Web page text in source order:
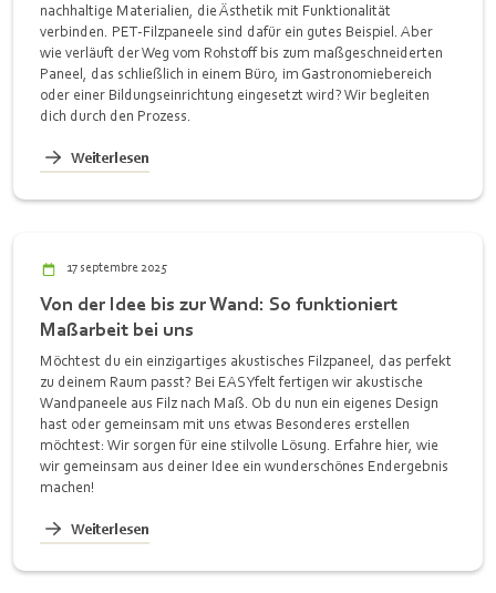
nachhaltige Materialien, die Ästhetik mit Funktionalität
verbinden. PET-Filzpaneele sind dafür ein gutes Beispiel. Aber
wie verläuft der Weg vom Rohstoff bis zum maßgeschneiderten
Paneel, das schließlich in einem Büro, im Gastronomiebereich
oder einer Bildungseinrichtung eingesetzt wird? Wir begleiten
dich durch den Prozess.
Weiterlesen
17 septembre 2025
Von der Idee bis zur Wand: So funktioniert
Maßarbeit bei uns
Möchtest du ein einzigartiges akustisches Filzpaneel, das perfekt
zu deinem Raum passt? Bei EASYfelt fertigen wir akustische
Wandpaneele aus Filz nach Maß. Ob du nun ein eigenes Design
hast oder gemeinsam mit uns etwas Besonderes erstellen
möchtest: Wir sorgen für eine stilvolle Lösung. Erfahre hier, wie
wir gemeinsam aus deiner Idee ein wunderschönes Endergebnis
machen!
Weiterlesen